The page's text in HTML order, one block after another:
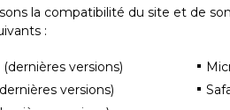
la compatibilité du site et de
:
versions)
versions)